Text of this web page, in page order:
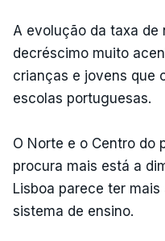
A evolução da taxa de
decréscimo muito
crianças e jovens que
escolas portuguesas.
O Norte e o Centro do
procura mais está a
Lisboa parece ter
sistema de ensino.